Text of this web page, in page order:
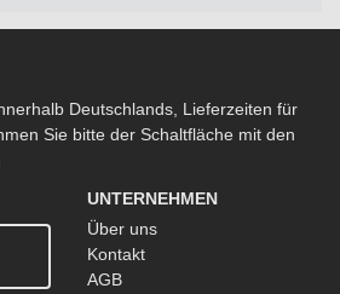
Deutschlands, Lieferzeiten für
Sie bitte der Schaltfläche mit den
UNTERNEHMEN
Über uns
Kontakt
AGB